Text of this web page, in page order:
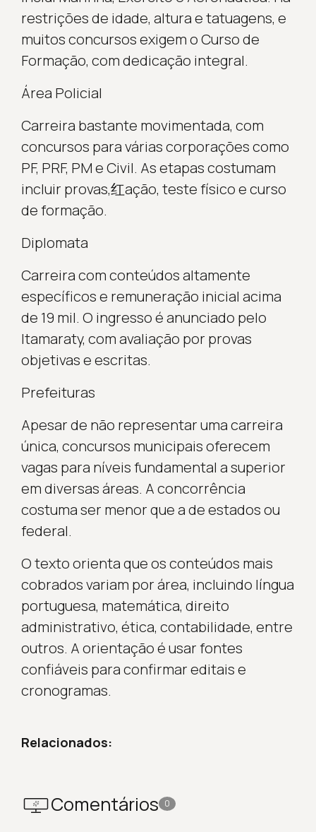
restrições de idade, altura e tatuagens, e
muitos concursos exigem o Curso de
Formação, com dedicação integral.
Área Policial
Carreira bastante movimentada, com
concursos para várias corporações como
PF, PRF, PM e Civil. As etapas costumam
incluir provas,红ação, teste físico e curso
de formação.
Diplomata
Carreira com conteúdos altamente
específicos e remuneração inicial acima
de 19 mil. O ingresso é anunciado pelo
Itamaraty, com avaliação por provas
objetivas e escritas.
Prefeituras
Apesar de não representar uma carreira
única, concursos municipais oferecem
vagas para níveis fundamental a superior
em diversas áreas. A concorrência
costuma ser menor que a de estados ou
federal.
O texto orienta que os conteúdos mais
cobrados variam por área, incluindo língua
portuguesa, matemática, direito
administrativo, ética, contabilidade, entre
outros. A orientação é usar fontes
confiáveis para confirmar editais e
cronogramas.
Relacionados:
Comentários 0